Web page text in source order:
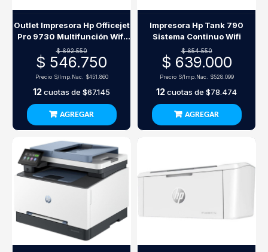
Outlet Impresora Hp Officejet
Pro 9730 Multifunción Wifi
A3
$ 692.550
$ 546.750
Precio S/Imp.Nac. $451.860
12cuotas de $67.145
AGREGAR
Impresora Hp Tank 790
Sistema Continuo Wifi
$ 654.550
$ 639.000
Precio S/Imp.Nac. $528.099
12cuotas de $78.474
AGREGAR